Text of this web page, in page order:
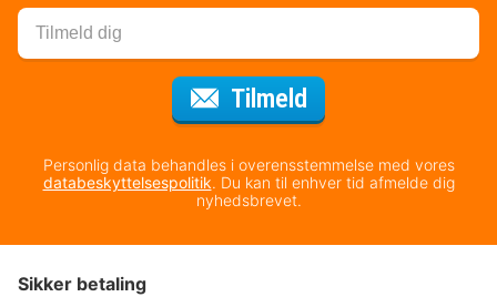
Tilmeld
Personlig data behandles i overensstemmelse med vores
databeskyttelsespolitik. Du kan til enhver tid afmelde dig
nyhedsbrevet.
Sikker betaling